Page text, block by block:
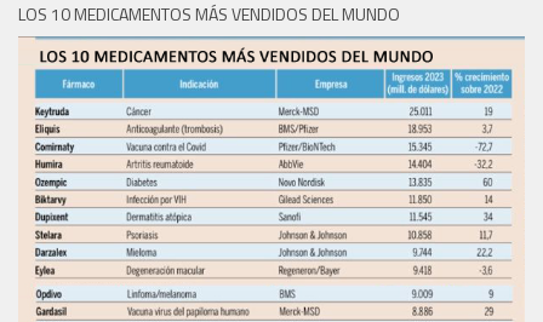
LOS 10 MEDICAMENTOS MÁS VENDIDOS DEL MUNDO